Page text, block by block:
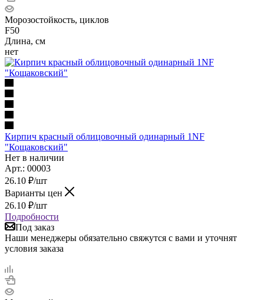
Морозостойкость, циклов
F50
Длина, см
нет
Кирпич красный облицовочный одинарный 1NF
"Кощаковский"
Нет в наличии
Арт.: 00003
26.10 ₽/шт
Варианты цен
26.10 ₽/шт
Подробности
Под заказ
Наши менеджеры обязательно свяжутся с вами и уточнят
условия заказа